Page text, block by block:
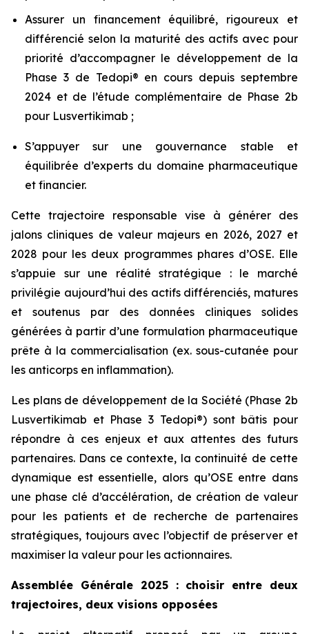
Assurer un financement équilibré, rigoureux et
différencié selon la maturité des actifs avec pour
priorité d’accompagner le développement de la
Phase 3 de Tedopi® en cours depuis septembre
2024 et de l’étude complémentaire de Phase 2b
pour Lusvertikimab ;
S’appuyer sur une gouvernance stable et
équilibrée d’experts du domaine pharmaceutique
et financier.
Cette trajectoire responsable vise à générer des
jalons cliniques de valeur majeurs en 2026, 2027 et
2028 pour les deux programmes phares d’OSE. Elle
s’appuie sur une réalité stratégique : le marché
privilégie aujourd’hui des actifs différenciés, matures
et soutenus par des données cliniques solides
générées à partir d’une formulation pharmaceutique
prête à la commercialisation (ex. sous-cutanée pour
les anticorps en inflammation).
Les plans de développement de la Société (Phase 2b
Lusvertikimab et Phase 3 Tedopi®) sont bâtis pour
répondre à ces enjeux et aux attentes des futurs
partenaires. Dans ce contexte, la continuité de cette
dynamique est essentielle, alors qu’OSE entre dans
une phase clé d’accélération, de création de valeur
pour les patients et de recherche de partenaires
stratégiques, toujours avec l’objectif de préserver et
maximiser la valeur pour les actionnaires.
Assemblée Générale 2025 : choisir entre deux
trajectoires, deux visions opposées